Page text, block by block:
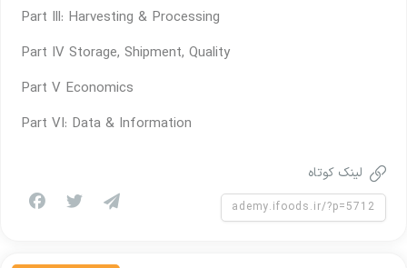
Part Ill: Harvesting & Processing
Part IV Storage, Shipment, Quality
Part V Economics
Part VI: Data & Information
لینک کوتاه